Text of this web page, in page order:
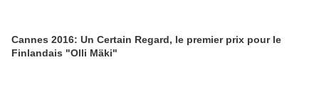
Cannes 2016: Un Certain Regard, le premier prix pour le
Finlandais "Olli Mäki"